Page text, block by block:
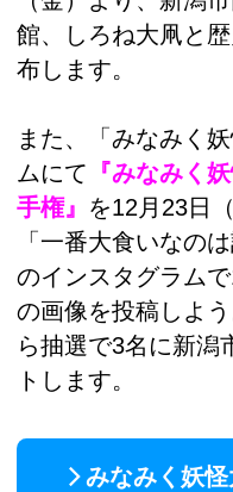
館、しろね大凧と
布します。
また、「みなみく
ムにて 『みなみく
手権』 を12月23日
「一番大食いなの
のインスタグラム
の画像を投稿しよ
ら抽選で3名に新潟
トします。
みなみく妖